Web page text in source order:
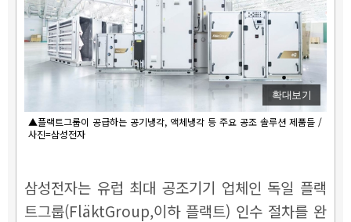
확대보기
▲플랙트그룹이 공급하는 공기냉각, 액체냉각 등 주요 공조 솔루션 제품들 /
사진=삼성전자
삼성전자는 유럽 최대 공조기기 업체인 독일 플랙
트그룹(FläktGroup,이하 플랙트) 인수 절차를 완